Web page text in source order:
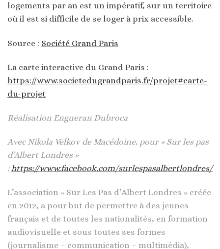
logements par an est un impératif, sur un territoire
où il est si difficile de se loger à prix accessible.
Source : Société Grand Paris
La carte interactive du Grand Paris :
https://www.societedugrandparis.fr/projet#carte-
du-projet
Réalisation Engueran Dubroca
Avec Nikola Velkov de Macédoine, pour « Sur les pas
d’Albert Londres »
: https://www.facebook.com/surlespasalbertlondres/
L’association « Sur Les Pas d’Albert Londres » créée
en 2012, a pour but de permettre à des jeunes
français et de toutes les nationalités, en formation
audiovisuelle et sous toutes ses formes
(journalisme – communication – multimédia),